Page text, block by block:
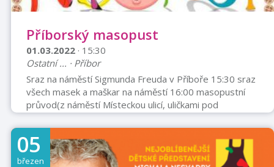
Příborský masopust
01.03.2022 · 15:30
Ostatní ... · Příbor
Sraz na náměstí Sigmunda Freuda v Příboře 15:30 sraz
všech masek a maškar na náměstí 16:00 masopustní
průvod(z náměstí Místeckou ulicí, uličkami pod
kostelem sv. Kříže. přes Benátky, Vésku, Klokočov do
Kulturního domu Příbor). Za masku, či maškaru malá
pozornost.
05
březen